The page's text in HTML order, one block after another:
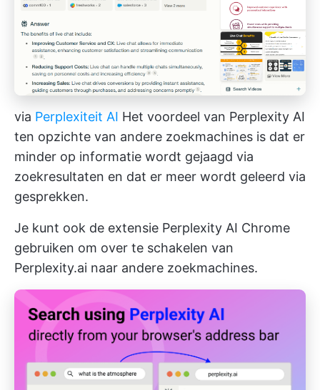
via Perplexiteit AI Het voordeel van Perplexity AI
ten opzichte van andere zoekmachines is dat er
minder op informatie wordt gejaagd via
zoekresultaten en dat er meer wordt geleerd via
gesprekken.
Je kunt ook de extensie Perplexity AI Chrome
gebruiken om over te schakelen van
Perplexity.ai naar andere zoekmachines.